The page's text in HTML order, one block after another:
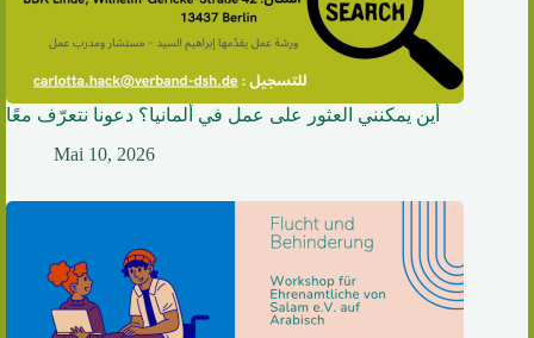
أين يمكنني العثور على عمل في ألمانيا؟ دعونا نتعرّف معًا
Mai 10, 2026